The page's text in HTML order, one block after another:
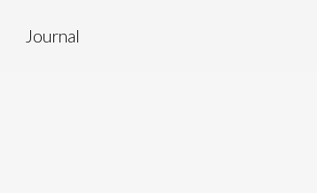
Journal